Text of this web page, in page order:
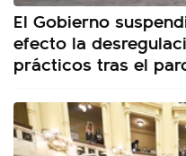
El Gobierno
efecto la
prácticos tras el